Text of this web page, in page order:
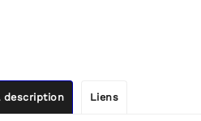
description Liens